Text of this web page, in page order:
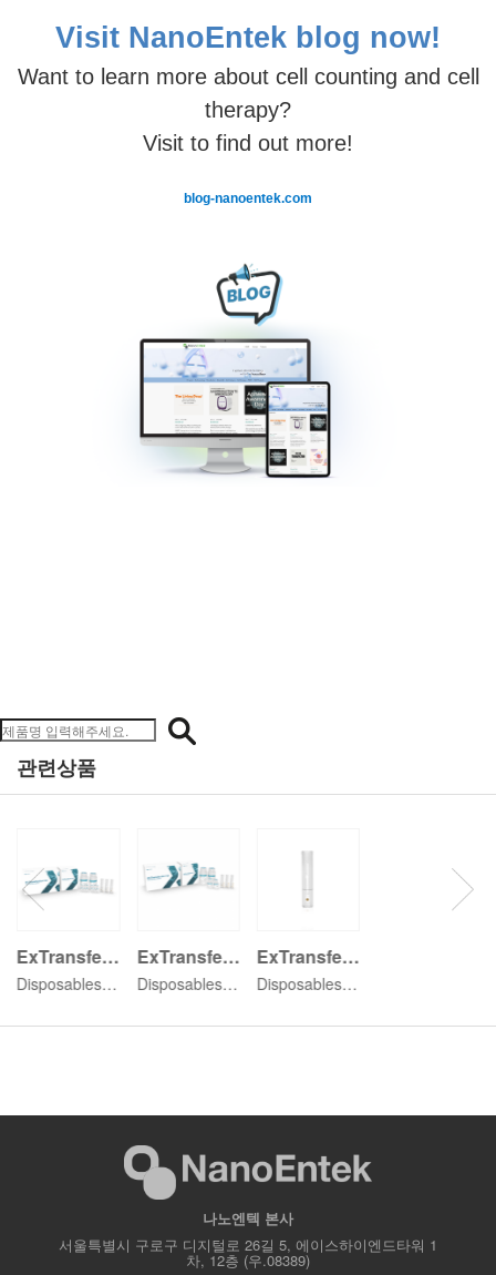
Visit NanoEntek blog now!
Want to learn more about cell counting and cell
therapy?
Visit to find out more!
blog-nanoentek.com
관련상품
ExTransfection™ 10 μL Kit
Disposables for ExTransfection™
ExTransfection™ 100 μL Kit
Disposables for ExTransfection™
ExTransfection™ Tube
Disposables for ExTransfection™
나노엔텍 본사
서울특별시 구로구 디지털로 26길 5, 에이스하이엔드타워 1
차, 12층 (우.08389)